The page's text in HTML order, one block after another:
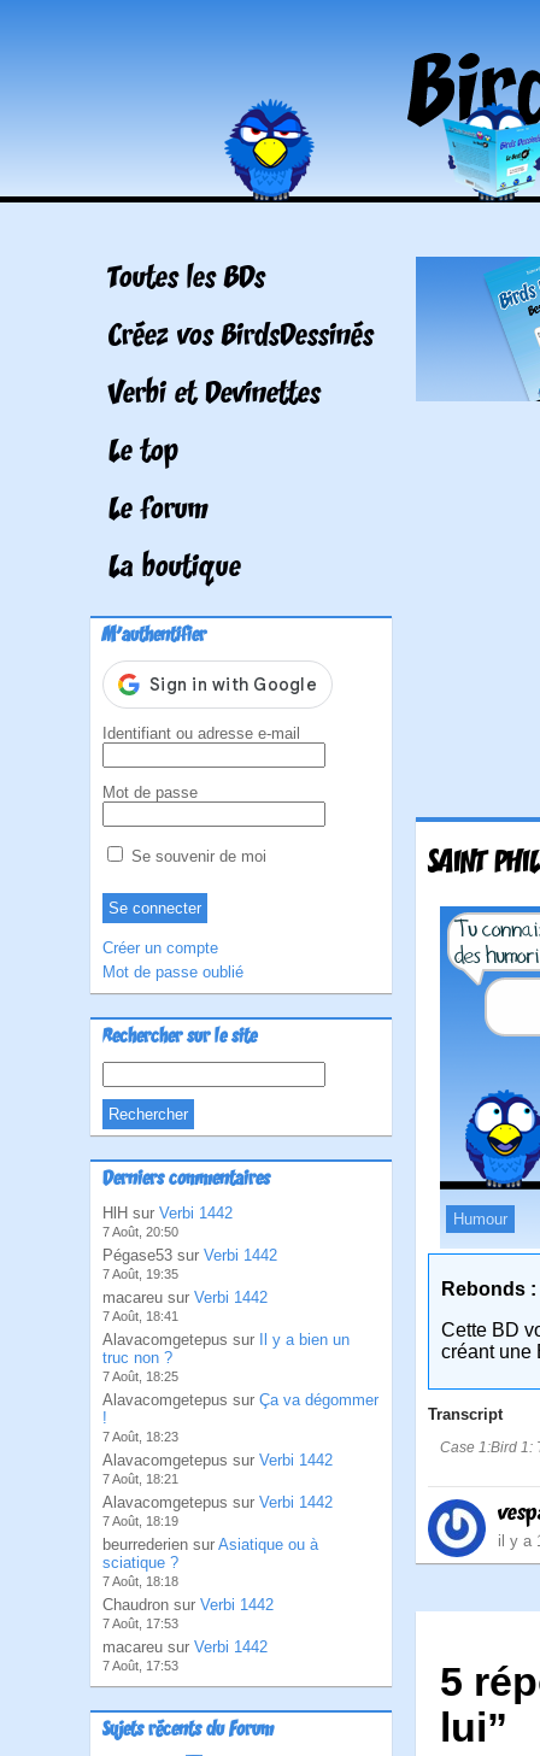
Toutes les BDs
Créez vos BirdsDessinés
Verbi et Devinettes
Le top
Le forum
La boutique
M'authentifier
Identifiant ou adresse e-mail
Mot de passe
Se souvenir de moi
Créer un compte
Mot de passe oublié
Rechercher sur le site
Derniers commentaires
HlH sur Verbi 1442
7 Août, 20:50
Pégase53 sur Verbi 1442
7 Août, 19:35
macareu sur Verbi 1442
7 Août, 18:41
Alavacomgetepus sur
Il y a bien un
truc non ?
7 Août, 18:25
Alavacomgetepus sur Ça va dégommer
!
7 Août, 18:23
Alavacomgetepus sur Verbi 1442
7 Août, 18:21
Alavacomgetepus sur Verbi 1442
7 Août, 18:19
beurrederien sur Asiatique ou à
sciatique ?
7 Août, 18:18
Chaudron sur Verbi 1442
7 Août, 17:53
macareu sur Verbi 1442
7 Août, 17:53
Sujets récents du Forum
SAINT
Humour
Rebonds :
Cette BD
créant une
Transcript
Case 1:Bird 1:
il y a
5
lui”